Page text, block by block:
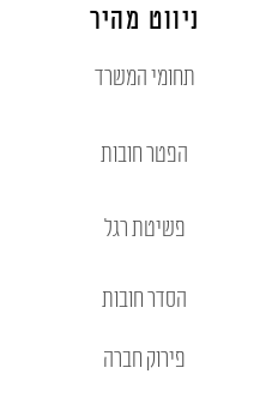
ניווט מהיר
תחומי המשרד
הפטר חובות
פשיטת רגל
הסדר חובות
פירוק חברה